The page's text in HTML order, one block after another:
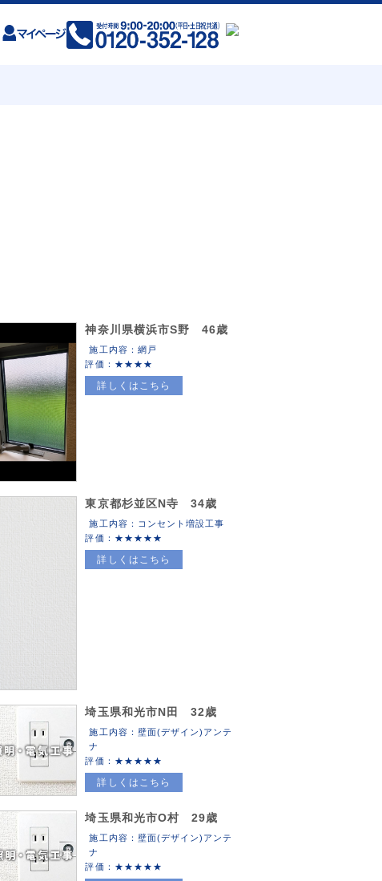
菊池市 宇土市 宇城市 阿蘇市
合志市 美里町 玉東町 和水町
南関町 長州町 大津町 菊陽町
南小国町 小国町 産山村 高森町
南阿蘇村 西原村 御船町 嘉島町
益城町甲佐町 山都町
大分県 中津市 日田市
神奈川県横浜市S野 46歳
施工内容：網戸
評価：
詳しくはこちら
東京都杉並区N寺 34歳
施工内容：コンセント増設工事
評価：
詳しくはこちら
埼玉県和光市N田 32歳
施工内容：壁面(デザイン)アンテ
ナ
評価：
詳しくはこちら
埼玉県和光市O村 29歳
施工内容：壁面(デザイン)アンテ
ナ
評価：